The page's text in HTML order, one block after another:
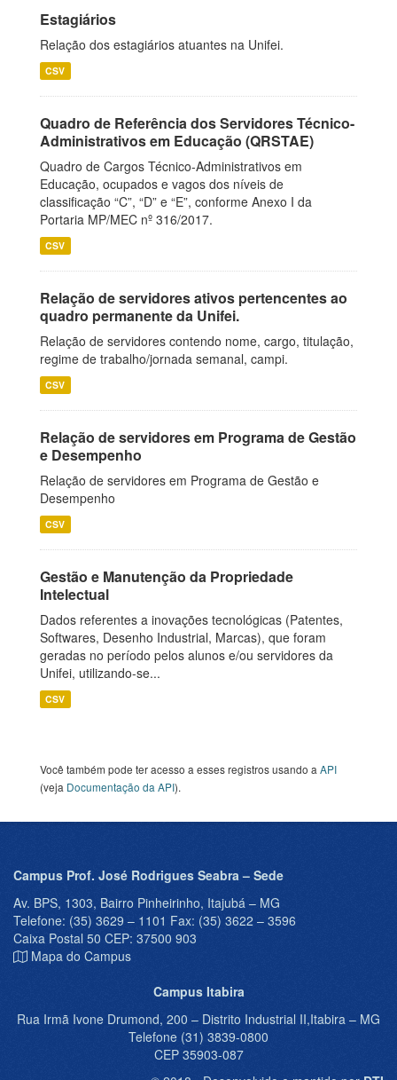
Estagiários
Relação dos estagiários atuantes na Unifei.
CSV
Quadro de Referência dos Servidores Técnico-
Administrativos em Educação (QRSTAE)
Quadro de Cargos Técnico-Administrativos em
Educação, ocupados e vagos dos níveis de
classificação “C”, “D” e “E”, conforme Anexo I da
Portaria MP/MEC nº 316/2017.
CSV
Relação de servidores ativos pertencentes ao
quadro permanente da Unifei.
Relação de servidores contendo nome, cargo, titulação,
regime de trabalho/jornada semanal, campi.
CSV
Relação de servidores em Programa de Gestão
e Desempenho
Relação de servidores em Programa de Gestão e
Desempenho
CSV
Gestão e Manutenção da Propriedade
Intelectual
Dados referentes a inovações tecnológicas (Patentes,
Softwares, Desenho Industrial, Marcas), que foram
geradas no período pelos alunos e/ou servidores da
Unifei, utilizando-se...
CSV
Você também pode ter acesso a esses registros usando a API
(veja Documentação da API).
Campus Prof. José Rodrigues Seabra – Sede
Av. BPS, 1303, Bairro Pinheirinho, Itajubá – MG
Telefone: (35) 3629 – 1101 Fax: (35) 3622 – 3596
Caixa Postal 50 CEP: 37500 903
Mapa do Campus
Campus Itabira
Rua Irmã Ivone Drumond, 200 – Distrito Industrial II,Itabira – MG
Telefone (31) 3839-0800
CEP 35903-087